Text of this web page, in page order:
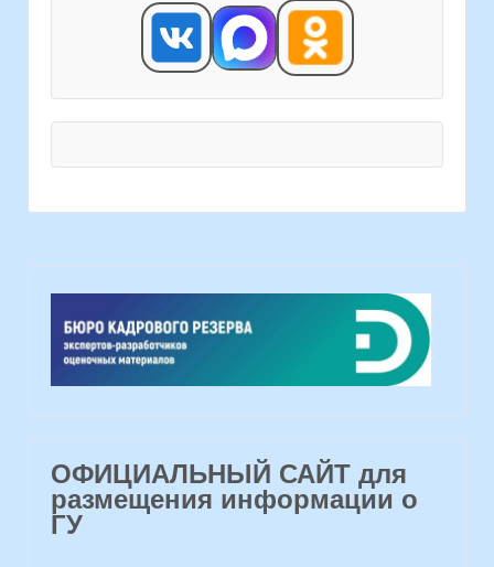
ОФИЦИАЛЬНЫЙ САЙТ для
размещения информации о
ГУ